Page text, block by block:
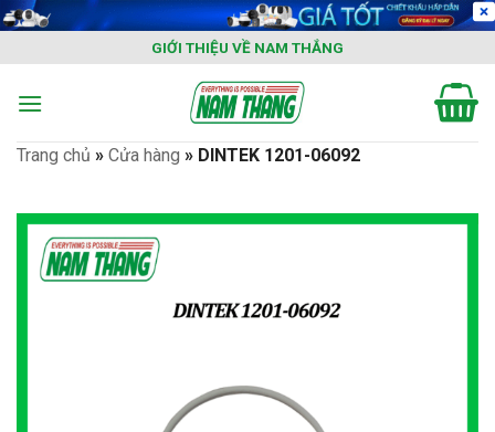
Skip
content
GIỚI THIỆU VỀ NAM THẮNG
Trang chủ » Cửa hàng » DINTEK 1201-06092